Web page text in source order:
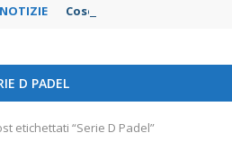
Cosenza Open Padel
D PADEL
etichettati “Serie D Padel”